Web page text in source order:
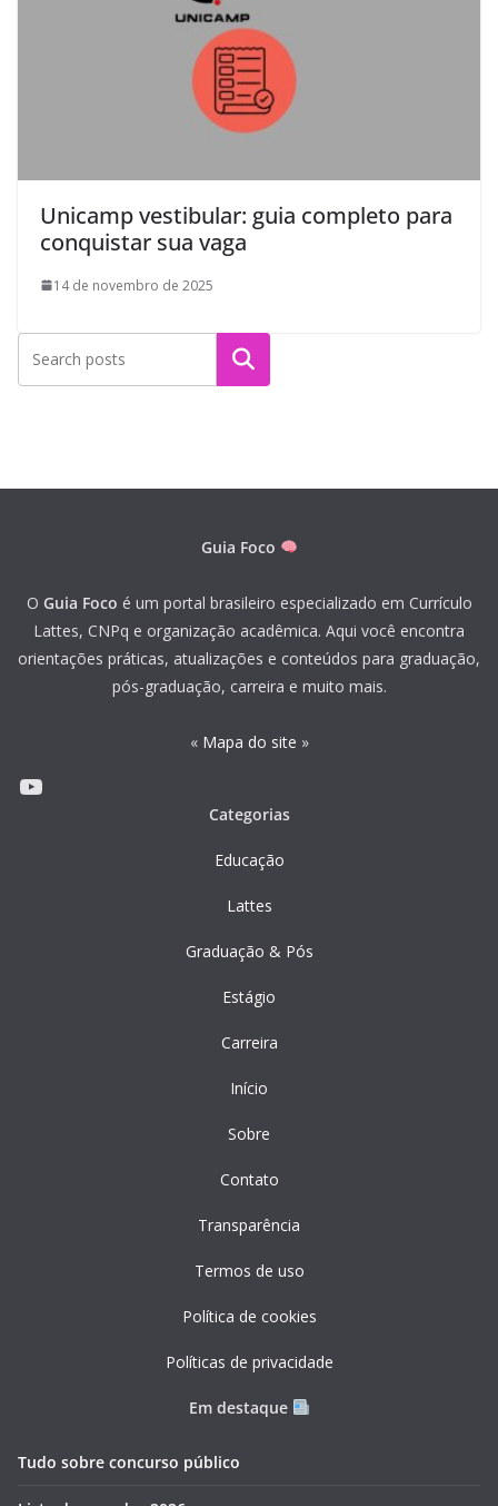
Unicamp vestibular: guia completo para
conquistar sua vaga
14 de novembro de 2025
Pesquisar
Guia Foco
O Guia Foco é um portal brasileiro especializado em Currículo
Lattes, CNPq e organização acadêmica. Aqui você encontra
orientações práticas, atualizações e conteúdos para graduação,
pós-graduação, carreira e muito mais.
« Mapa do site »
Youtube
Categorias
Educação
Lattes
Graduação & Pós
Estágio
Carreira
Início
Sobre
Contato
Transparência
Termos de uso
Política de cookies
Políticas de privacidade
Em destaque
Tudo sobre concurso público